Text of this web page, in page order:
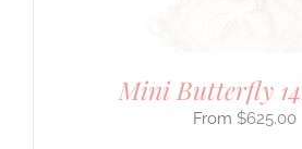
Mini Butterfly
$625.00